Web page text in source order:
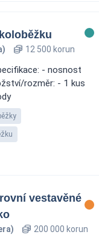
12 500 korun
- nosnost
rozměr: - 1 kus
vestavěné
200 000 korun